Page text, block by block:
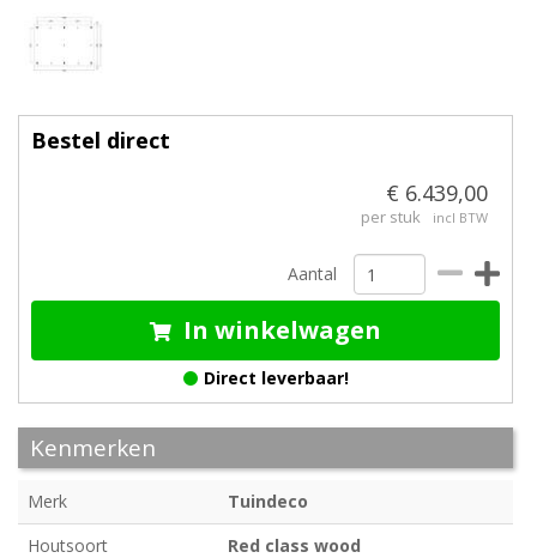
Bestel direct
€ 6.439,00
per stuk incl BTW
Aantal
In winkelwagen
Direct leverbaar!
Kenmerken
Merk
Tuindeco
Houtsoort
Red class wood